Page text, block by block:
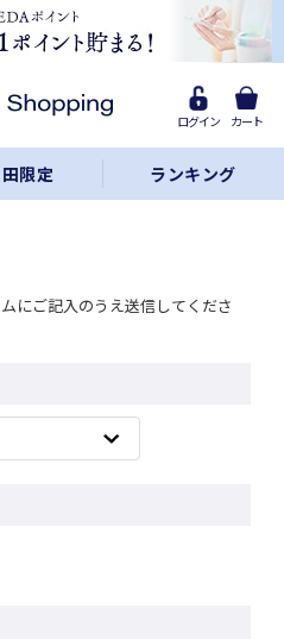
ログイン カート
限定 ランキング
にご記入のうえ送信してくださ